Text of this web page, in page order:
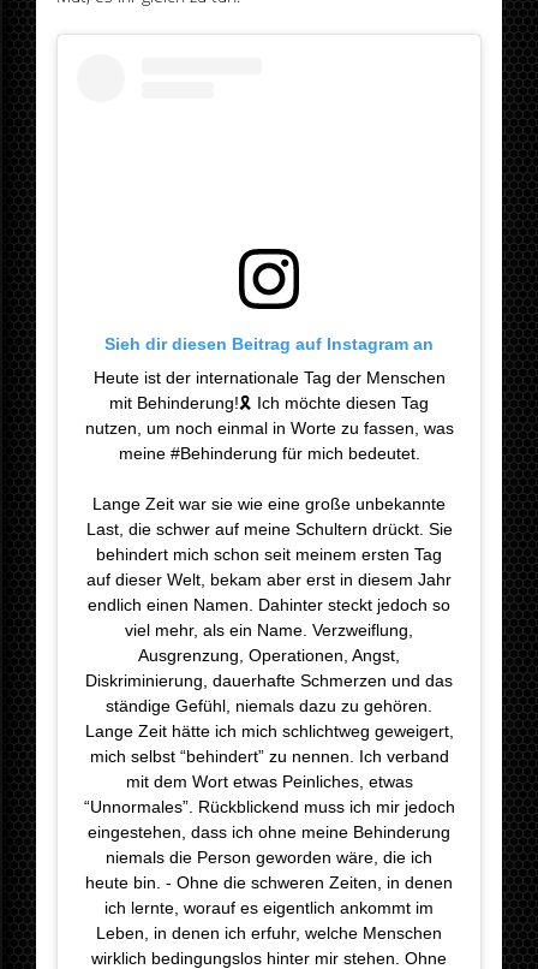
Sieh dir diesen Beitrag auf Instagram an
Heute ist der internationale Tag der Menschen
mit Behinderung!🎗 Ich möchte diesen Tag
nutzen, um noch einmal in Worte zu fassen, was
meine #Behinderung für mich bedeutet.
Lange Zeit war sie wie eine große unbekannte
Last, die schwer auf meine Schultern drückt. Sie
behindert mich schon seit meinem ersten Tag
auf dieser Welt, bekam aber erst in diesem Jahr
endlich einen Namen. Dahinter steckt jedoch so
viel mehr, als ein Name. Verzweiflung,
Ausgrenzung, Operationen, Angst,
Diskriminierung, dauerhafte Schmerzen und das
ständige Gefühl, niemals dazu zu gehören.
Lange Zeit hätte ich mich schlichtweg geweigert,
mich selbst “behindert” zu nennen. Ich verband
mit dem Wort etwas Peinliches, etwas
“Unnormales”. Rückblickend muss ich mir jedoch
eingestehen, dass ich ohne meine Behinderung
niemals die Person geworden wäre, die ich
heute bin. - Ohne die schweren Zeiten, in denen
ich lernte, worauf es eigentlich ankommt im
Leben, in denen ich erfuhr, welche Menschen
wirklich bedingungslos hinter mir stehen. Ohne